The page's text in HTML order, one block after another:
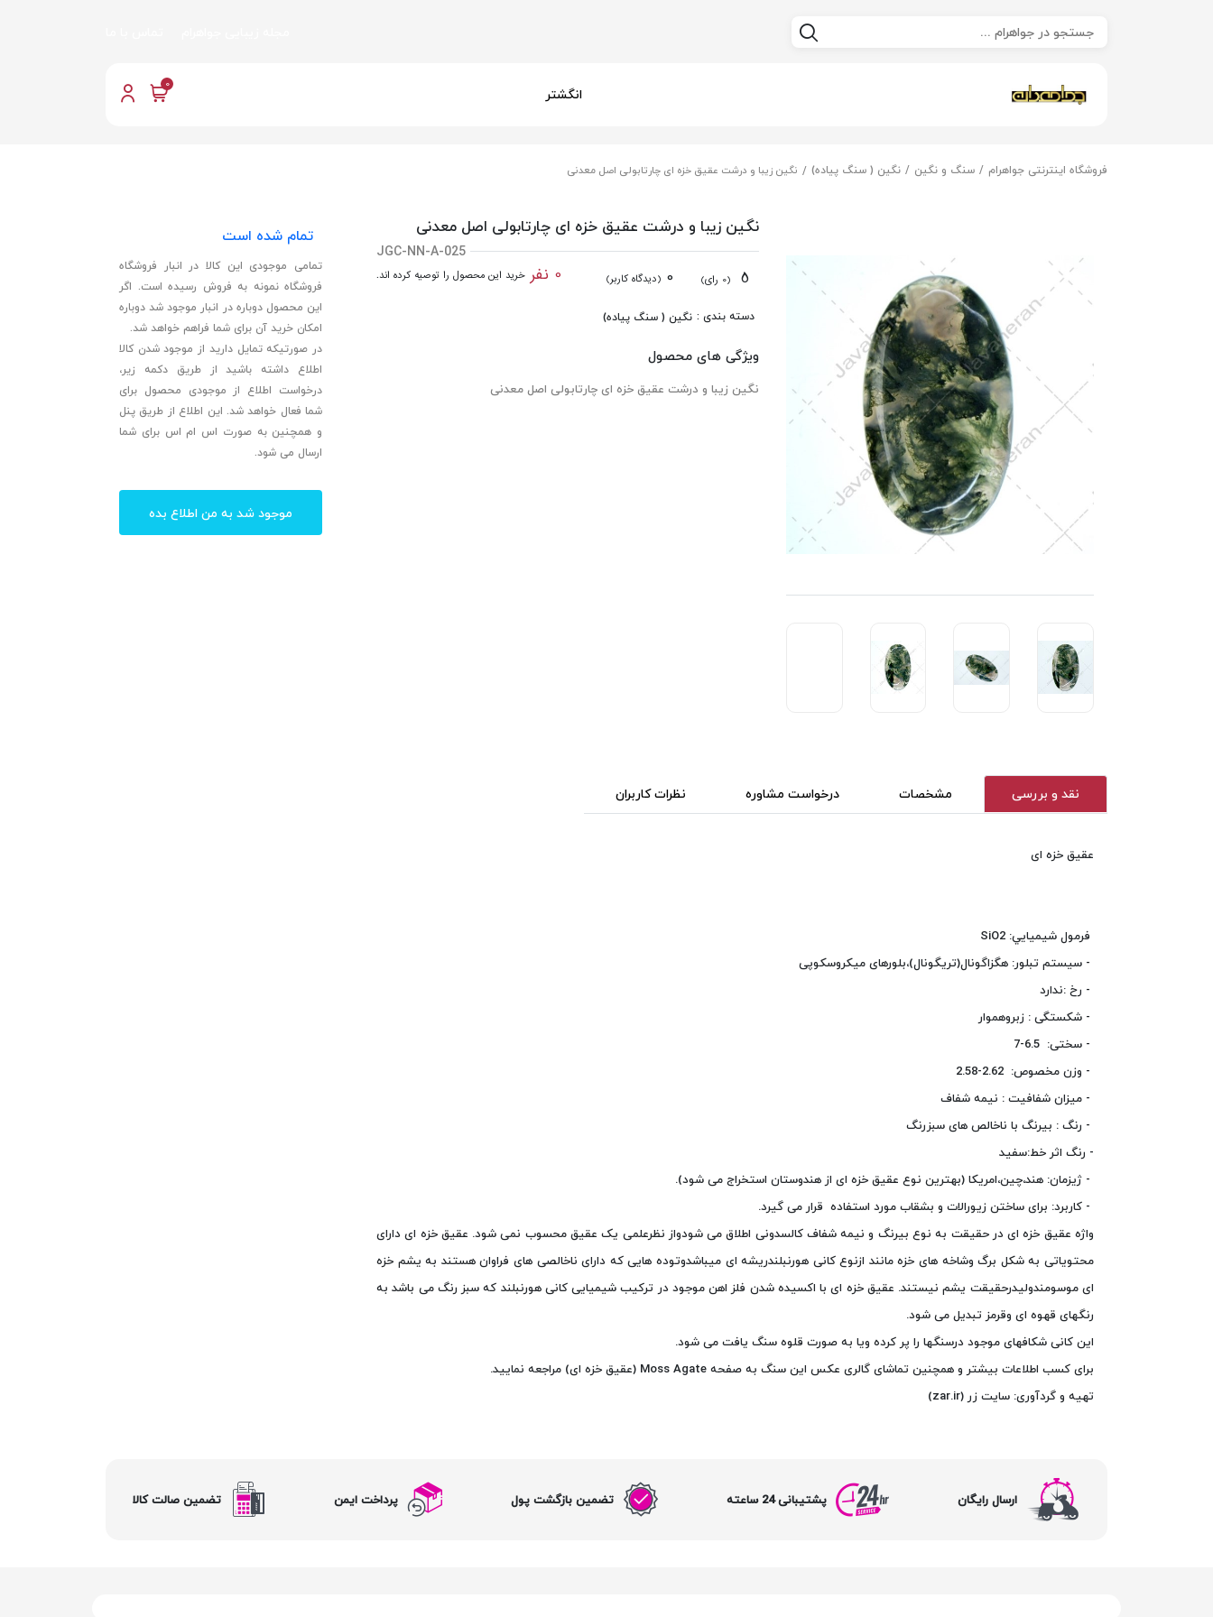
انگشتر 0
فروشگاه اینترنتی جواهرام سنگ و نگین نگین ( سنگ پیاده) نگین زیبا و درشت عقیق خزه ای چارتابولی اصل معدنی
نگین زیبا و درشت عقیق خزه ای چارتابولی اصل معدنی
JGC-NN-A-025
(0 رای) 0 (دیدگاه کاربر) 0 نفر خرید این محصول را توصیه کرده اند.
دسته بندی : نگین ( سنگ پیاده)
ویژگی های محصول
نگین زیبا و درشت عقیق خزه ای چارتابولی اصل معدنی
نقد و بررسی مشخصات درخواست مشاوره نظرات کاربران
عقیق خزه ای
فرمول شيميايي: SiO2
- سیستم تبلور: هگزاگونال(تریگونال)،بلورهای میکروسکوپی
- رخ :ندارد
- شکستگی : زبروهموار
- سختی: 6.5-7
- وزن مخصوص: 2.62-2.58
- ميزان شفافيت : نیمه شفاف
- رنگ : بیرنگ با ناخالص های سبزرنگ
- رنگ اثر خط:سفید
- ژیزمان: هند،چین،امریکا (بهترین نوع عقیق خزه ای از هندوستان استخراج می شود).
- کاربرد: برای ساختن زیورالات و بشقاب مورد استفاده قرار می گیرد.
واژه عقیق خزه ای در حقیقت به نوع بیرنگ و نیمه شفاف کالسدونی اطلاق می شودواز نظرعلمی یک عقیق محسوب نمی شود. عقیق خزه ای دارای
محتویاتی به شکل برگ وشاخه های خزه مانند ازنوع کانی هورنبلندریشه ای میباشدوتوده هایی که دارای ناخالصی های فراوان هستند به یشم خزه
ای موسومندولیدرحقیقت یشم نیستند. عقیق خزه ای با اکسیده شدن فلز اهن موجود در ترکیب شیمیایی کانی هورنبلند که سبز رنگ می باشد به
رنگهای قهوه ای وقرمز تبدیل می شود.
این کانی شکافهای موجود درسنگها را پر کرده ویا به صورت قلوه سنگ یافت می شود.
برای کسب اطلاعات بیشتر و همچنین تماشای گالری عکس این سنگ به صفحه Moss Agate (عقیق خزه ای) مراجعه نمایید.
تهیه و گردآوری: سایت زر (zar.ir)
تمام شده است
تمامی موجودی این کالا در انبار فروشگاه
فروشگاه نمونه به فروش رسیده است. اگر
این محصول دوباره در انبار موجود شد دوباره
امکان خرید آن برای شما فراهم خواهد شد.
در صورتیکه تمایل دارید از موجود شدن کالا
اطلاع داشته باشید از طریق دکمه زیر،
درخواست اطلاع از موجودی محصول برای
شما فعال خواهد شد. این اطلاع از طریق پنل
و همچنین به صورت اس ام اس برای شما
ارسال می شود.
موجود شد به من اطلاع بده
ارسال رایگان پشتیبانی 24 ساعته تضمین بازگشت پول پرداخت ایمن تضمین صالت کالا